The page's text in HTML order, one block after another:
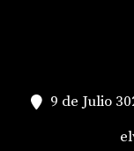
9 de Julio